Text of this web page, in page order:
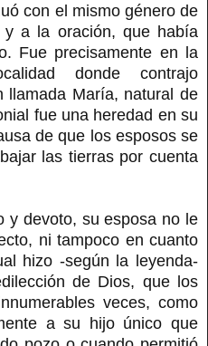
con el mismo género de
a la oración, que había
Fue precisamente en la
donde contrajo
llamada María, natural de
fue una heredad en su
de que los esposos se
las tierras por cuenta
y devoto, su esposa no le
ni tampoco en cuanto
hizo -según la leyenda-
de Dios, que los
veces, como
a su hijo único que